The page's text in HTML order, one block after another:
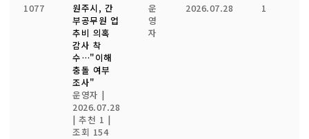
1077
원주시, 간
부공무원 업
추비 의혹
감사 착
수…"이해
충돌 여부
조사"
운영자 |
2026.07.28
| 추천 1 |
조회 154
운
영
자
2026.07.28 1